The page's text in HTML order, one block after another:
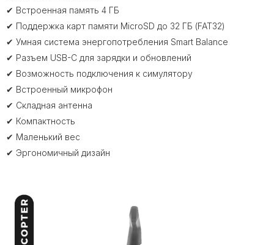
✔ Встроенная память 4 ГБ
✔ Поддержка карт памяти MicroSD до 32 ГБ (FAT32)
✔ Умная система энергопотребления Smart Balance
✔ Разъем USB-C для зарядки и обновлений
✔ Возможность подключения к симулятору
✔ Встроенный микрофон
✔ Складная антенна
✔ Компактность
✔ Маленький вес
✔ Эргономичный дизайн